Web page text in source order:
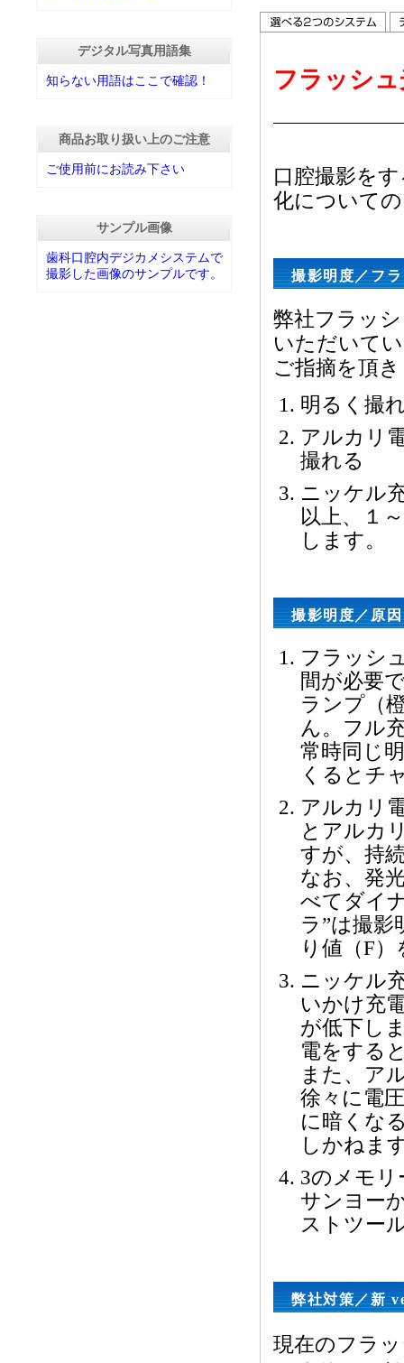
フラッシ
口腔撮影を
化について
撮影明度／フ
弊社フラッ
いただいて
ご指摘を頂
明るく撮
アルカリ
撮れる
ニッケル
以上、１
します。
撮影明度／原
フラッシ
間が必要
ランプ（
ん。フル
常時同じ
くるとチ
アルカリ
とアルカ
すが、持
なお、発
べてダイ
ラ”は撮影
り値（F
ニッケル
いかけ充
が低下し
電をする
また、ア
徐々に電
に暗くな
しかねま
3のメモリ
サンヨー
ストツー
弊社対策／新
現在のフラ
デジタル写真用語集
知らない用語はここで確認！
商品お取り扱い上のご注意
ご使用前にお読み下さい
サンプル画像
歯科口腔内デジカメシステムで
撮影した画像のサンプルです。